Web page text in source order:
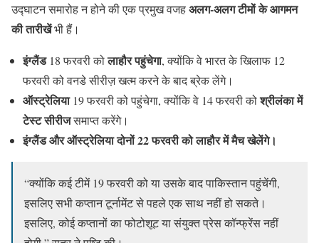
उद्घाटन समारोह न होने की एक प्रमुख वजहअलग-अलग टीमों के आगमन
की तारीखेंभी हैं।
इंग्लैंड18 फरवरी कोलाहौर पहुंचेगा, क्योंकि वे भारत के खिलाफ 12
फरवरी को वनडे सीरीज़ खत्म करने के बाद ब्रेक लेंगे।
ऑस्ट्रेलिया19 फरवरी को पहुंचेगा, क्योंकि वे 14 फरवरी कोश्रीलंका में
टेस्ट सीरीजसमाप्त करेंगे।
इंग्लैंड और ऑस्ट्रेलिया दोनों 22 फरवरी को लाहौर में मैच खेलेंगे।
“क्योंकि कई टीमें 19 फरवरी को या उसके बाद पाकिस्तान पहुंचेंगी,
इसलिए सभी कप्तान टूर्नामेंट से पहले एक साथ नहीं हो सकते।
इसलिए, कोई कप्तानों का फोटोशूट या संयुक्त प्रेस कॉन्फ्रेंस नहीं